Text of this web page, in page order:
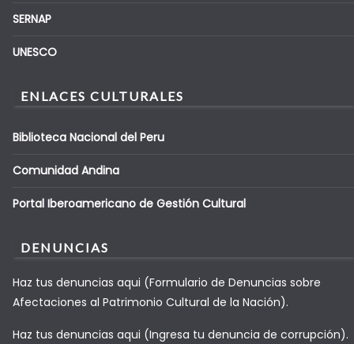
SERNAP
UNESCO
ENLACES CULTURALES
Biblioteca Nacional del Peru
Comunidad Andina
Portal Iberoamericano de Gestión Cultural
DENUNCIAS
Haz tus denuncias aqui (Formulario de Denuncias sobre
Afectaciones al Patrimonio Cultural de la Nación).
Haz tus denuncias aqui (Ingresa tu denuncia de corrupción).